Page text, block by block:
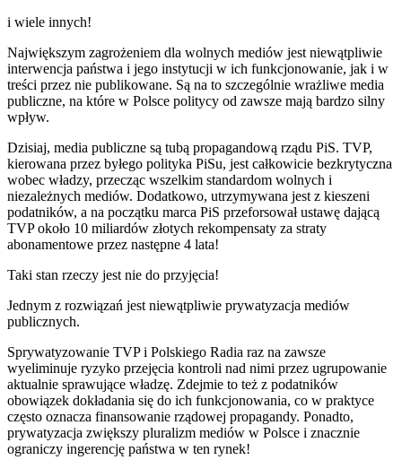
i wiele innych!
Największym zagrożeniem dla wolnych mediów jest niewątpliwie
interwencja państwa i jego instytucji w ich funkcjonowanie, jak i w
treści przez nie publikowane. Są na to szczególnie wrażliwe media
publiczne, na które w Polsce politycy od zawsze mają bardzo silny
wpływ.
Dzisiaj, media publiczne są tubą propagandową rządu PiS. TVP,
kierowana przez byłego polityka PiSu, jest całkowicie bezkrytyczna
wobec władzy, przecząc wszelkim standardom wolnych i
niezależnych mediów. Dodatkowo, utrzymywana jest z kieszeni
podatników, a na początku marca PiS przeforsował ustawę dającą
TVP około 10 miliardów złotych rekompensaty za straty
abonamentowe przez następne 4 lata!
Taki stan rzeczy jest nie do przyjęcia!
Jednym z rozwiązań jest niewątpliwie prywatyzacja mediów
publicznych.
Sprywatyzowanie TVP i Polskiego Radia raz na zawsze
wyeliminuje ryzyko przejęcia kontroli nad nimi przez ugrupowanie
aktualnie sprawujące władzę. Zdejmie to też z podatników
obowiązek dokładania się do ich funkcjonowania, co w praktyce
często oznacza finansowanie rządowej propagandy. Ponadto,
prywatyzacja zwiększy pluralizm mediów w Polsce i znacznie
ograniczy ingerencję państwa w ten rynek!